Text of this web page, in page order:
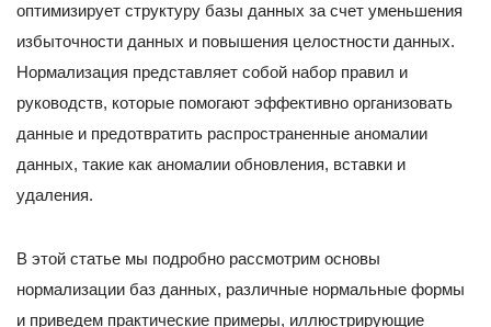
оптимизирует структуру базы данных за счет уменьшения
избыточности данных и повышения целостности данных.
Нормализация представляет собой набор правил и
руководств, которые помогают эффективно организовать
данные и предотвратить распространенные аномалии
данных, такие как аномалии обновления, вставки и
удаления.
В этой статье мы подробно рассмотрим основы
нормализации баз данных, различные нормальные формы
и приведем практические примеры, иллюстрирующие